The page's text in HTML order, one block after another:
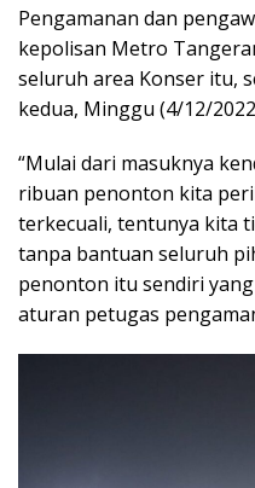
Pengamanan dan
kepolisan Metro
seluruh area Konser itu,
kedua, Minggu (4/12/
“Mulai dari masuknya
ribuan penonton kita
terkecuali, tentunya kita
tanpa bantuan seluruh
penonton itu sendiri
aturan petugas